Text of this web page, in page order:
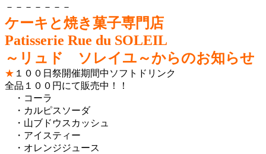
－－－－－－－
ケーキと焼き菓子専門店
Patisserie Rue du SOLEIL
～リュド ソレイユ～からのお知らせ
★ １００日祭開催期間中ソフトドリンク
全品１００円にて販売中！！
・コーラ
・カルピスソーダ
・山ブドウスカッシュ
・アイスティー
・オレンジジュース